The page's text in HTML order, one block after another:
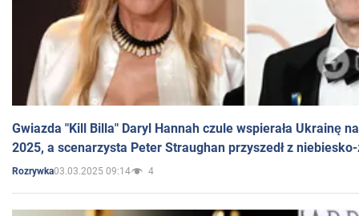
Gwiazda "Kill Billa" Daryl Hannah czule wspierała Ukrainę
2025, a scenarzysta Peter Straughan przyszedł z
Rozrywka03.03.2025 09:14 4